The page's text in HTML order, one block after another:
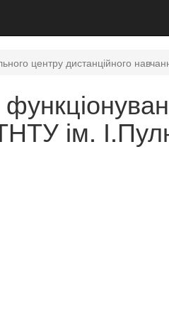
центру дистанційного
ім.